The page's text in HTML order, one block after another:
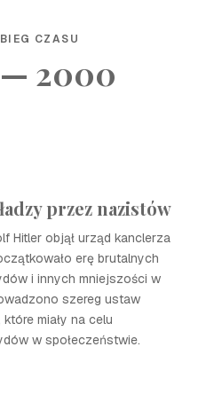
CZASU
— 2000
przez nazistów
Hitler objął urząd kanclerza
erę brutalnych
i innych mniejszości w
szereg ustaw
miały na celu
w społeczeństwie.